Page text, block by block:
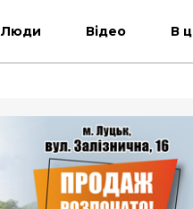
Люди Відео В